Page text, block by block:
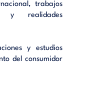
trabajos
y realidades
y estudios
del consumidor